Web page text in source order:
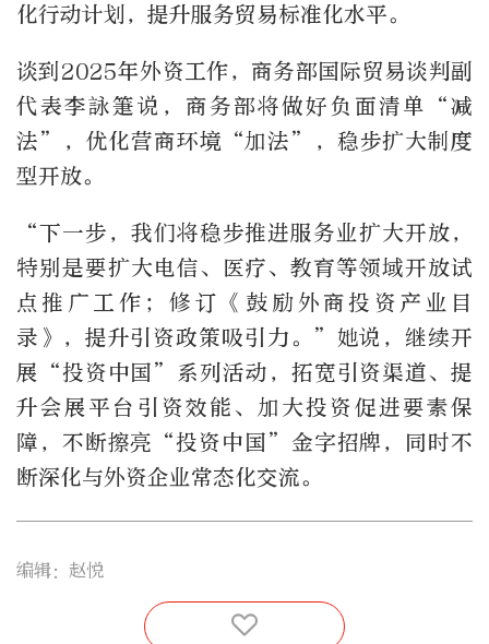
化行动计划，提升服务贸易标准化水平。
谈到2025年外资工作，商务部国际贸易谈判副
代表李詠箑说，商务部将做好负面清单“减
法”，优化营商环境“加法”，稳步扩大制度
型开放。
“下一步，我们将稳步推进服务业扩大开放，
特别是要扩大电信、医疗、教育等领域开放试
点推广工作；修订《鼓励外商投资产业目
录》，提升引资政策吸引力。”她说，继续开
展“投资中国”系列活动，拓宽引资渠道、提
升会展平台引资效能、加大投资促进要素保
障，不断擦亮“投资中国”金字招牌，同时不
断深化与外资企业常态化交流。
编辑：赵悦